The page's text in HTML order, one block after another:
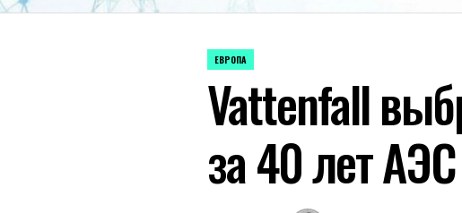
ОПУБЛИКОВАНО
ЕВРОПА
Vattenfall
за 40 лет